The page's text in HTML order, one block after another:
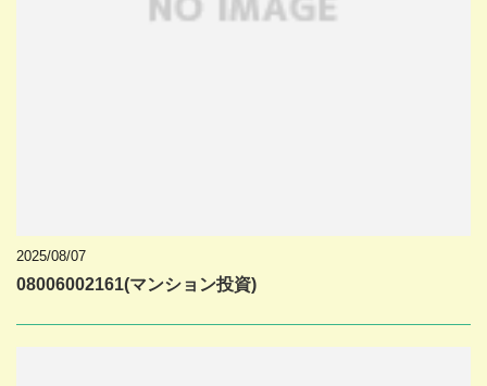
2025/08/07
08006002161(マンション投資)